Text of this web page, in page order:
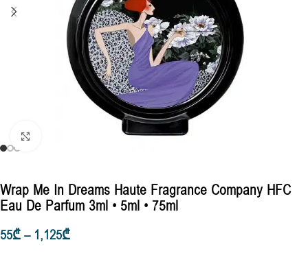
Wrap Me In Dreams Haute Fragrance Company HFC
Eau De Parfum 3ml • 5ml • 75ml
55₾– 1,125₾